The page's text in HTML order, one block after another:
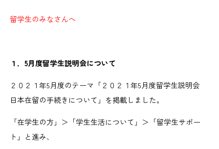
留学生のみなさんへ
１．5月度留学生説明会について
２０２１年5月度のテーマ「２０２１年5月度留学生説明会
日本在留の手続きについて」を掲載しました。
「在学生の方」＞「学生生活について」＞「留学生サポー
ト」と進み、